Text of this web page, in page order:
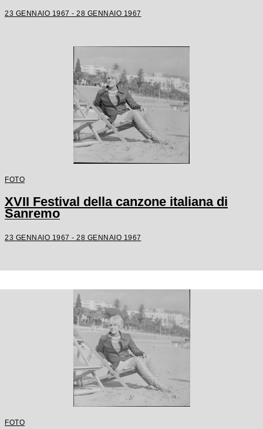
23 GENNAIO 1967 - 28 GENNAIO 1967
FOTO
XVII Festival della canzone italiana di
Sanremo
23 GENNAIO 1967 - 28 GENNAIO 1967
FOTO